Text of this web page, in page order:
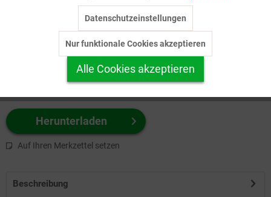
zuerst Ihr Produktformat aus.
z.B. Farbe-Grafik, Schwarz-Weiß-Grafik, mit/ohne Text ...
Herunterladen
Auf Ihren Merkzettel setzen
Beschreibung
Personalisierung Inaktiv
Service
Datenschutzeinstellungen
Nur funktionale Cookies akzeptieren
Alle Cookies akzeptieren